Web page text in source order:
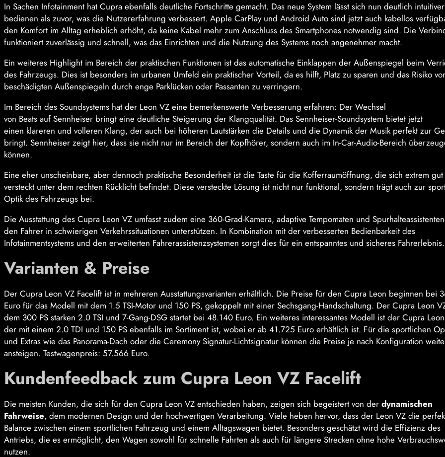
In Sachen Infotainment hat Cupra ebenfalls deutliche Fortschritte gemacht. Das neue System lässt sich nun deutlich intuitiver
bedienen als zuvor, was die Nutzererfahrung verbessert. Apple CarPlay und Android Auto sind jetzt auch kabellos
den Komfort im Alltag erheblich erhöht, da keine Kabel mehr zum Anschluss des Smartphones notwendig sind. Die
funktioniert zuverlässig und schnell, was das Einrichten und die Nutzung des Systems noch angenehmer macht.
Ein weiteres Highlight im Bereich der praktischen Funktionen ist das automatische Einklappen der Außenspiegel beim
des Fahrzeugs. Dies ist besonders im urbanen Umfeld ein praktischer Vorteil, da es hilft, Platz zu sparen und das Risiko
beschädigten Außenspiegeln durch enge Parklücken oder Passanten zu verringern.
Im Bereich des Soundsystems hat der Leon VZ eine bemerkenswerte Verbesserung erfahren: Der Wechsel
von Beats auf Sennheiser bringt eine deutliche Steigerung der Klangqualität. Das Sennheiser-Soundsystem bietet jetzt
einen klareren und volleren Klang, der auch bei höheren Lautstärken die Details und die Dynamik der Musik perfekt zur
bringt. Sennheiser zeigt hier, dass sie nicht nur im Bereich der Kopfhörer, sondern auch im In-Car-Audio-Bereich
können.
Eine eher unscheinbare, aber dennoch praktische Besonderheit ist die Taste für die Kofferraumöffnung, die sich extrem gut
versteckt unter dem rechten Rücklicht befindet. Diese versteckte Lösung ist nicht nur funktional, sondern trägt auch zur
Optik des Fahrzeugs bei.
Die Ausstattung des Cupra Leon VZ umfasst zudem eine 360-Grad-Kamera, adaptive Tempomaten und
den Fahrer in schwierigen Verkehrssituationen unterstützen. In Kombination mit der verbesserten Bedienbarkeit des
Infotainmentsystems und den erweiterten Fahrerassistenzsystemen sorgt dies für ein entspanntes und sicheres Fahrerlebnis.
Varianten & Preise
Der Cupra Leon VZ Facelift ist in mehreren Ausstattungsvarianten erhältlich. Die Preise für den Cupra Leon beginnen bei
Euro für das Modell mit dem 1.5 TSI-Motor und 150 PS, gekoppelt mit einer Sechsgang-Handschaltung. Der Cupra Leon
dem 300 PS starken 2.0 TSI und 7-Gang-DSG startet bei 48.140 Euro. Ein weiteres interessantes Modell ist der Cupra
der mit einem 2.0 TDI und 150 PS ebenfalls im Sortiment ist, wobei er ab 41.725 Euro erhältlich ist. Für die sportlichen
und Extras wie das Panorama-Dach oder die Ceremony Signatur-Lichtsignatur können die Preise je nach Konfiguration
ansteigen. Testwagenpreis: 57.566 Euro.
Kundenfeedback zum Cupra Leon VZ Facelift
Die meisten Kunden, die sich für den Cupra Leon VZ entschieden haben, zeigen sich begeistert von der dynamischen
Fahrweise, dem modernen Design und der hochwertigen Verarbeitung. Viele heben hervor, dass der Leon VZ die
Balance zwischen einem sportlichen Fahrzeug und einem Alltagswagen bietet. Besonders geschätzt wird die Effizienz des
Antriebs, die es ermöglicht, den Wagen sowohl für schnelle Fahrten als auch für längere Strecken ohne hohe
nutzen.